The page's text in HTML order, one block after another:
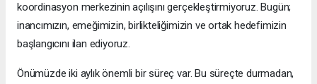
koordinasyon merkezinin açılışını gerçekleştirmiyoruz. Bugün;
inancımızın, emeğimizin, birlikteliğimizin ve ortak hedefimizin
başlangıcını ilan ediyoruz.
Önümüzde iki aylık önemli bir süreç var. Bu süreçte durmadan,